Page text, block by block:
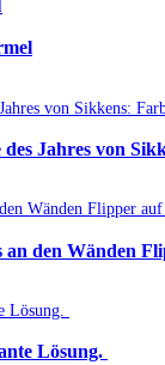
Jahres von
den Wänden
Lösung.